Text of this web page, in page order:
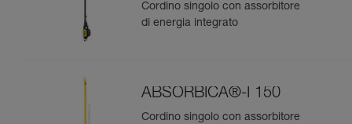
Cordino singolo con assorbitore
di energia integrato
ABSORBICA®-I 150
Cordino singolo con assorbitore